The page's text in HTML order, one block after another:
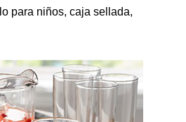
para niños, caja sellada,